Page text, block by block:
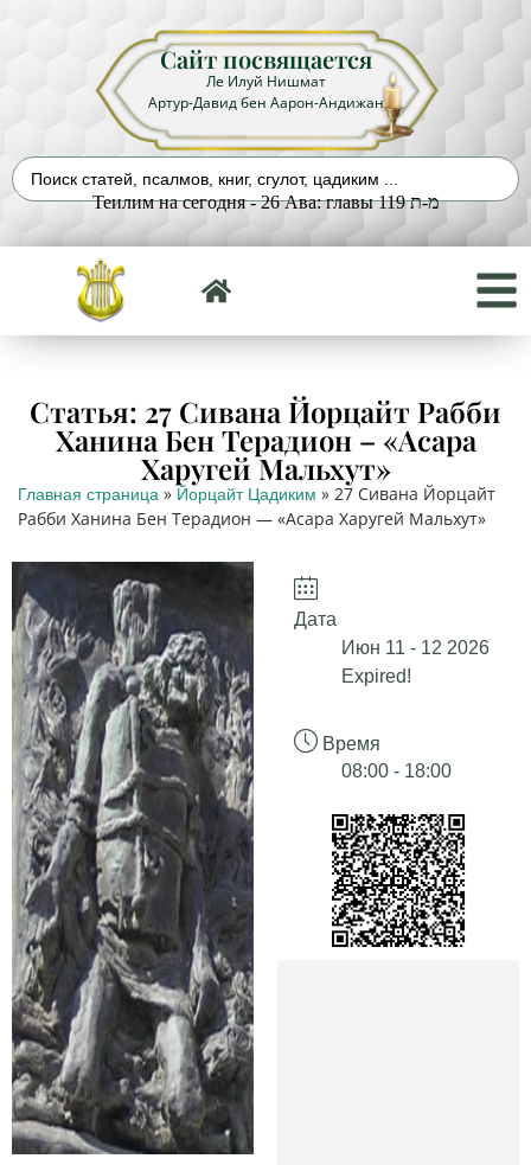
Сайт посвящается
Ле Илуй Нишмат
Артур-Давид бен Аарон-Андижан
Теилим на сегодня - 26 Ава: главы 119 מ-ת
Статья: 27 Сивана Йорцайт Рабби
Ханина Бен Терадион – «Асара
Харугей Мальхут»
Главная страница »Йорцайт Цадиким » 27 Сивана Йорцайт
Рабби Ханина Бен Терадион — «Асара Харугей Мальхут»
Дата
Июн 11 - 12 2026
Expired!
Время
08:00 - 18:00